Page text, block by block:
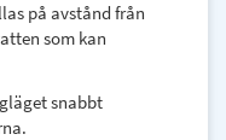
på avstånd från
som kan
snabbt